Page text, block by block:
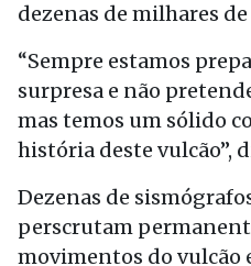
dezenas de milhares de
“Sempre estamos
surpresa e não
mas temos um sólido
história deste vulcão”,
Dezenas de
perscrutam
movimentos do vulcão